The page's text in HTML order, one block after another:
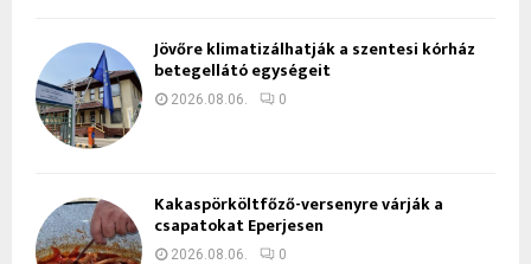
Jövőre klimatizálhatják a szentesi kórház
betegellátó egységeit
2026.08.06. 0
Kakaspörköltfőző-versenyre várják a
csapatokat Eperjesen
2026.08.06. 0